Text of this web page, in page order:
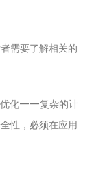
需要了解相关的
优化——复杂的计
性，必须在应用